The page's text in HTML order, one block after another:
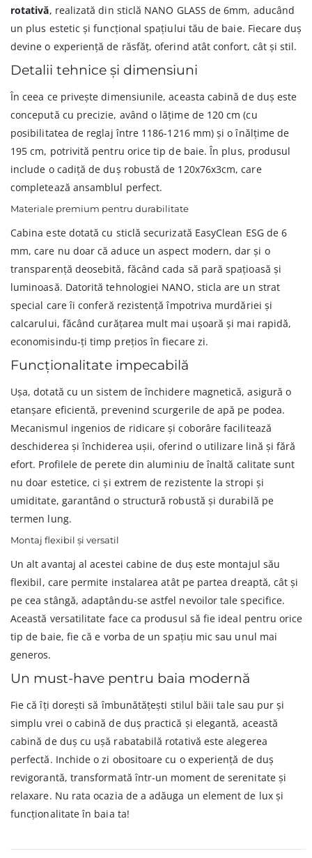
rotativă, realizată din sticlă NANO GLASS de 6mm, aducând
un plus estetic și funcțional spațiului tău de baie. Fiecare duș
devine o experiență de răsfăț, oferind atât confort, cât și stil.
Detalii tehnice și dimensiuni
În ceea ce privește dimensiunile, aceasta cabină de duș este
concepută cu precizie, având o lățime de 120 cm (cu
posibilitatea de reglaj între 1186-1216 mm) și o înălțime de
195 cm, potrivită pentru orice tip de baie. În plus, produsul
include o cadiță de duș robustă de 120x76x3cm, care
completează ansamblul perfect.
Materiale premium pentru durabilitate
Cabina este dotată cu sticlă securizată EasyClean ESG de 6
mm, care nu doar că aduce un aspect modern, dar și o
transparență deosebită, făcând cada să pară spațioasă și
luminoasă. Datorită tehnologiei NANO, sticla are un strat
special care îi conferă rezistență împotriva murdăriei și
calcarului, făcând curățarea mult mai ușoară și mai rapidă,
economisindu-ți timp prețios în fiecare zi.
Funcționalitate impecabilă
Ușa, dotată cu un sistem de închidere magnetică, asigură o
etanșare eficientă, prevenind scurgerile de apă pe podea.
Mecanismul ingenios de ridicare și coborâre facilitează
deschiderea și închiderea ușii, oferind o utilizare lină și fără
efort. Profilele de perete din aluminiu de înaltă calitate sunt
nu doar estetice, ci și extrem de rezistente la stropi și
umiditate, garantând o structură robustă și durabilă pe
termen lung.
Montaj flexibil și versatil
Un alt avantaj al acestei cabine de duș este montajul său
flexibil, care permite instalarea atât pe partea dreaptă, cât și
pe cea stângă, adaptându-se astfel nevoilor tale specifice.
Această versatilitate face ca produsul să fie ideal pentru orice
tip de baie, fie că e vorba de un spațiu mic sau unul mai
generos.
Un must-have pentru baia modernă
Fie că îți dorești să îmbunătățești stilul băii tale sau pur și
simplu vrei o cabină de duș practică și elegantă, această
cabină de duș cu ușă rabatabilă rotativă este alegerea
perfectă. Inchide o zi obositoare cu o experiență de duș
revigorantă, transformată într-un moment de serenitate și
relaxare. Nu rata ocazia de a adăuga un element de lux și
funcționalitate în baia ta!